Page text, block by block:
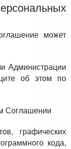
может
Администрации
об этом по
Соглашении
графических
кода,